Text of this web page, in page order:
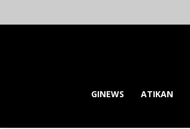
GINEWS ATIKAN